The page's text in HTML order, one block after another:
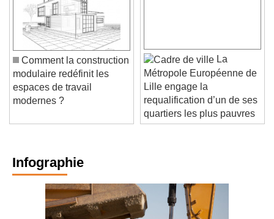
Comment la construction
modulaire redéfinit les
espaces de travail
La
Métropole Européenne de
Lille engage la
requalification d’un de ses
quartiers les plus pauvres
Infographie